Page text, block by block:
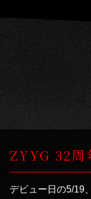
ZYYG 32周
デビュー日の5/19